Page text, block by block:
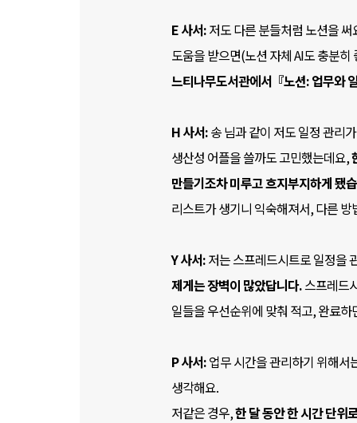
E 사서:저도 다른 분들처럼 노션을
도움을 받으면(노션 자체 AI도 충분
느티나무도서관에서『노션: 업무와
H 사서:송 님과 같이 저도 일정 관리
생산성 어플을 쓸까도 고민했는데요,
만들기조차 미루고 흐지부지하게 됐
리스트가 생기니 익숙해져서, 다른
Y 사서:저는 스프레드시트로 일정을
제게는 장벽이 많았답니다.스프레드
일들을 우선순위에 맞춰 적고, 완료
P 사서:업무 시간을 관리하기 위해서
생각해요.
저같은 경우,한 달 동안 한 시간 단위